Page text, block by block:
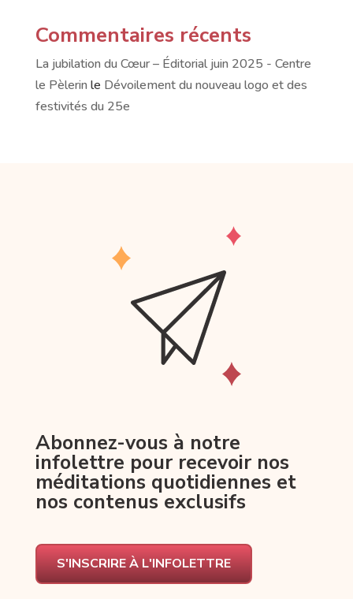
Commentaires récents
La jubilation du Cœur – Éditorial juin 2025 - Centre
le Pèlerin le Dévoilement du nouveau logo et des
festivités du 25e
Abonnez-vous à notre
infolettre pour recevoir nos
méditations quotidiennes et
nos contenus exclusifs
S'INSCRIRE À L'INFOLETTRE